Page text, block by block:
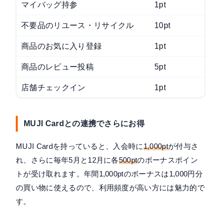
マイバッグ持参 1pt
不要品のリユース・リサイクル 10pt
商品のお気に入り登録 1pt
商品のレビュー投稿 5pt
店舗チェックイン 1pt
MUJI Cardとの連携でさらにお得
MUJI Cardを持っていると、入会時に1,000ptが付与さ
れ、さらに毎年5月と12月に各500ptのボーナスポイン
トが受け取れます。年間1,000ptのボーナスは1,000円分
の買い物に使えるので、利用頻度が高い方には魅力的で
す。